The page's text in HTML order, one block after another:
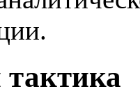
тактика